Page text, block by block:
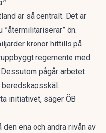
är så centralt. Det är
ön.
kronor hittills på
regemente med
pågår arbetet
beredskapsskäl.
initiativet, säger ÖB
ena och andra nivån av